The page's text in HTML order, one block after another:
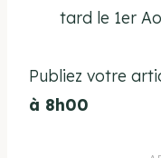
tard le 1er
Publiez votre
à 8h00